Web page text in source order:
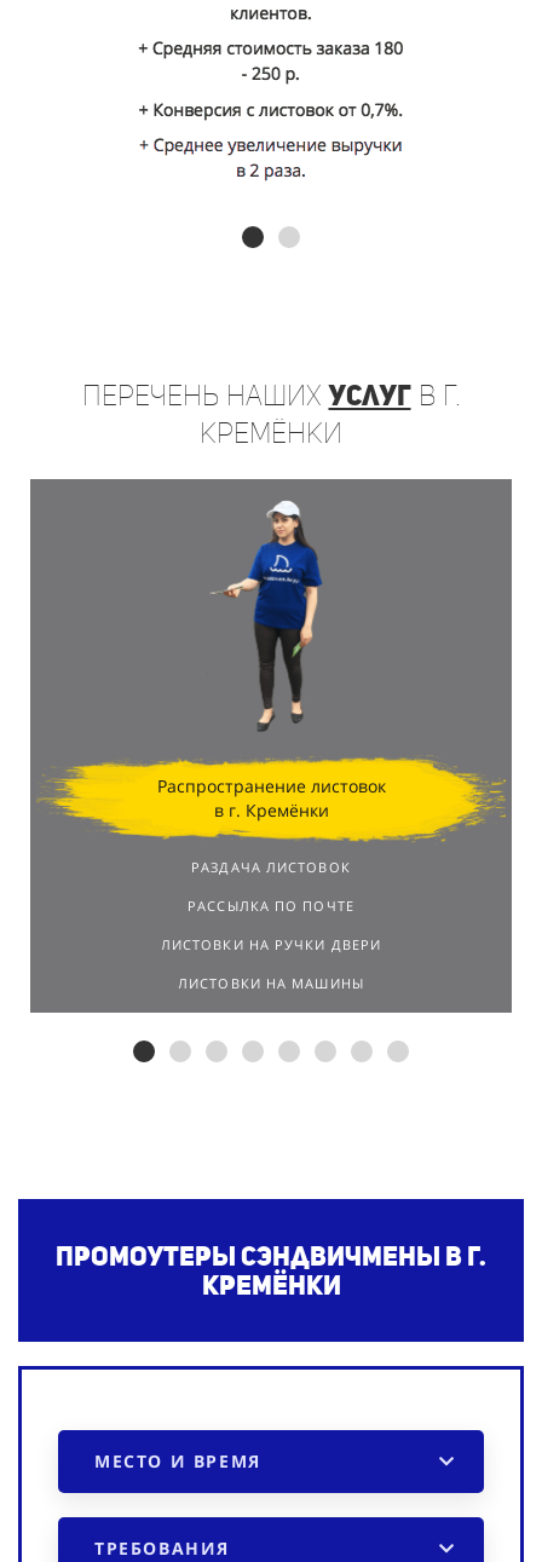
Перечень нашихуслугв г.
Кремёнки
Распространение листовок
в г. Кремёнки
РАЗДАЧА ЛИСТОВОК
РАССЫЛКА ПО ПОЧТЕ
ЛИСТОВКИ НА РУЧКИ ДВЕРИ
ЛИСТОВКИ НА МАШИНЫ
Промоутеры сэндвичмены в г.
Кремёнки
МЕСТО И ВРЕМЯ
ТРЕБОВАНИЯ